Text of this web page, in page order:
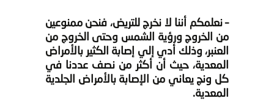
– نعلمكم أننا لا نخرج للتريض، فنحن ممنوعين
من الخروج ورؤية الشمس وحتى الخروج من
العنبر، وذلك أدي إلي إصابة الكثير بالأمراض
المعدية، حيث أن أكثر من نصف عددنا في
كل ونج يعاني من الإصابة بالأمراض الجلدية
المعدية.